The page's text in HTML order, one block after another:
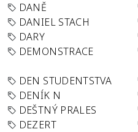
DANĚ
DANIEL STACH
DARY
DEMONSTRACE
DEN STUDENTSTVA
DENÍK N
DEŠTNÝ PRALES
DEZERT